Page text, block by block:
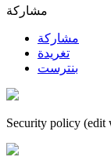
مشاركة
مشاركة
تغريدة
بنترست
Security policy (edit